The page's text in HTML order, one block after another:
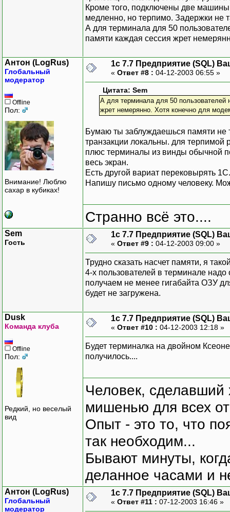
Кроме того, подключены две машины
медленно, но терпимо. Задержки не
А для терминала для 50
памяти каждая сессия жрет
Антон (LogRus)
Глобальный
модератор
Offline
Пол:
Внимание! Люблю
сахар в кубиках!
1с 7.7 Предприятие (SQL)
« Ответ #8 : 04-12-2003 06:55 »
Цитата: Sem
А для терминала для 50 пользователей
жрет немерянно. Хотя конечно для
Бумаю ты заблуждаешься памяти не
транзакции локальны. для
плюс терминалы из винды обычной
весь экран.
Есть другой вариат перековырять 1С.
Напишу письмо одному человеку.
Странно всё это....
Sem
Гость
1с 7.7 Предприятие (SQL)
« Ответ #9 : 04-12-2003 09:00 »
Трудно сказать насчет памяти, я
4-х пользователей в терминале
получаем не менее гигабайта ОЗУ
будет не загружена.
Dusk
Команда клуба
Offline
Пол:
Редкий, но веселый
вид
1с 7.7 Предприятие (SQL)
« Ответ #10 : 04-12-2003 12:18 »
Будет терминалка на двойном
получилось....
Человек, сделавший
мишенью для всех
Опыт - это то, что
так необходим...
Бывают минуты,
деланное часами и
Антон (LogRus)
Глобальный
модератор
1с 7.7 Предприятие (SQL)
« Ответ #11 : 07-12-2003 16:46 »